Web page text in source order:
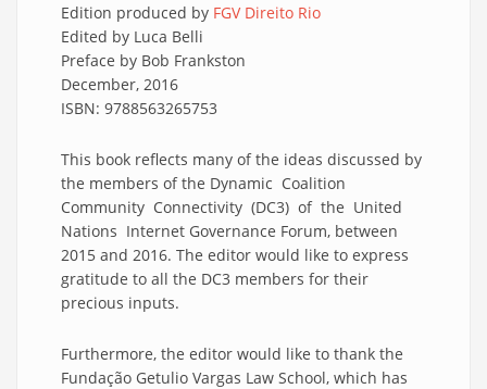
Edition produced by FGV Direito Rio
Edited by Luca Belli
Preface by Bob Frankston
December, 2016
ISBN: 9788563265753
This book reflects many of the ideas discussed by
the members of the Dynamic Coalition
Community Connectivity (DC3) of the United
Nations Internet Governance Forum, between
2015 and 2016. The editor would like to express
gratitude to all the DC3 members for their
precious inputs.
Furthermore, the editor would like to thank the
Fundação Getulio Vargas Law School, which has